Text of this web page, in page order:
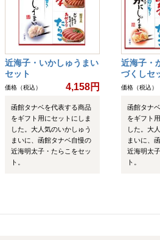
近海子・いかしゅうまい
セット
価格（税込） 4,158円
函館タナベを代表する商品
をギフト用にセットにしま
した。大人気のいかしゅう
まいに、函館タナベ自慢の
近海明太子・たらこをセッ
ト。
近海子・
づくしセ
価格（税込）
函館タナ
をギフト
した。大
まいに、
近海明太
ト。